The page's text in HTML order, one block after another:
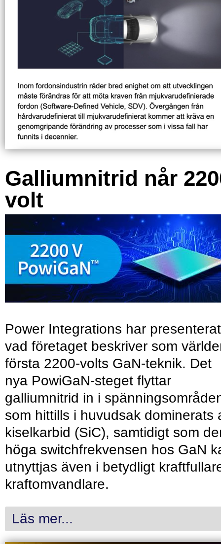
Galliumnitrid når
volt
Power Integrations har presenterat
vad företaget beskriver som
första 2200-volts GaN-teknik. Det
nya PowiGaN-steget flyttar
galliumnitrid in i
som hittills i huvudsak dominerats
kiselkarbid (SiC), samtidigt som
höga switchfrekvensen hos GaN
utnyttjas även i betydligt
kraftomvandlare.
Läs mer...